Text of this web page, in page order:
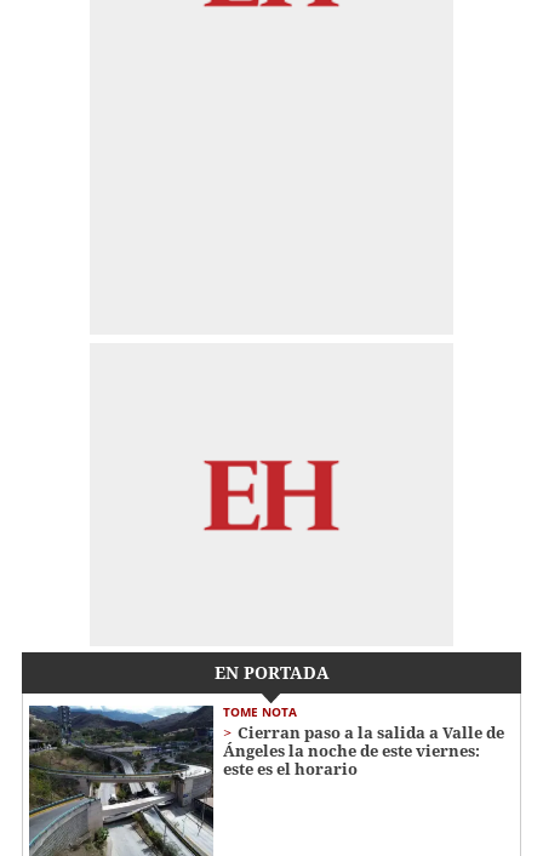
EN PORTADA
TOME NOTA
Cierran paso a la salida a Valle de
Ángeles la noche de este viernes:
este es el horario